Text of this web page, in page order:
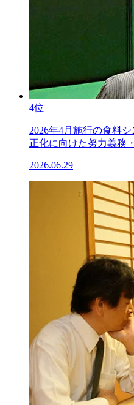
4位
2026年4月施行の食料
正化に向けた努力義務
2026.06.29